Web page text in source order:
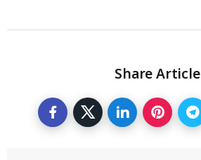
Share Article